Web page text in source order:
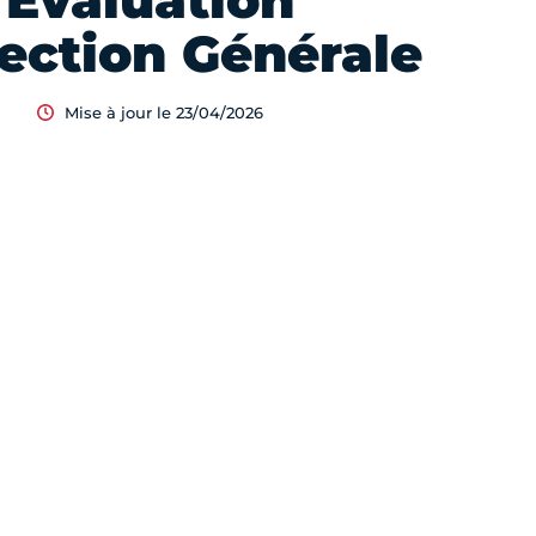
Générale
Mise à jour le 23/04/2026